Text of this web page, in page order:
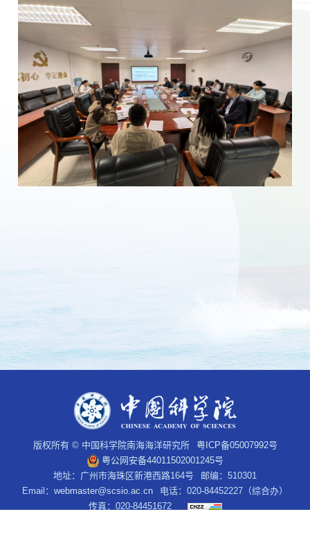
版权所有 © 中国科学院南海海洋研究所
粤ICP备05007992号
粤公网安备44011502001245号
地址：广州市海珠区新港西路164号
邮编：510301
Email： webmaster@scsio.ac.cn
电话：020-84452227（综合办）
传真：020-84451672